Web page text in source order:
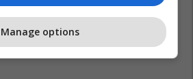
Manage options